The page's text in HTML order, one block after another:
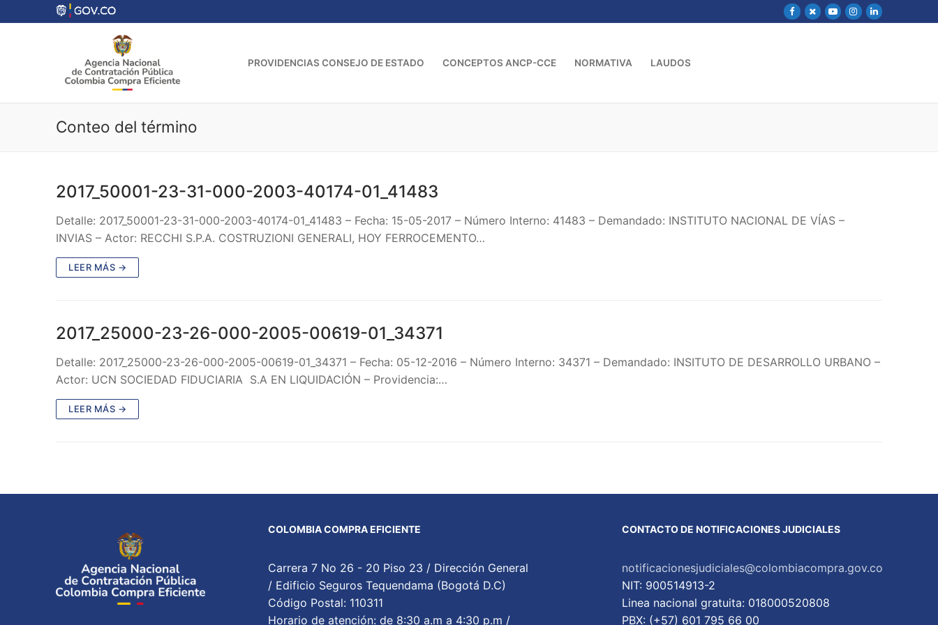
al
PROVIDENCIAS CONSEJO DE ESTADO CONCEPTOS ANCP-CCE NORMATIVA LAUDOS
Conteo del término
2017_50001-23-31-000-2003-40174-01_41483
Detalle: 2017_50001-23-31-000-2003-40174-01_41483 – Fecha: 15-05-2017 – Número Interno: 41483 – Demandado: INSTITUTO NACIONAL DE VÍAS –
INVIAS – Actor: RECCHI S.P.A. COSTRUZIONI GENERALI, HOY FERROCEMENTO…
LEER MÁS →
2017_25000-23-26-000-2005-00619-01_34371
Detalle: 2017_25000-23-26-000-2005-00619-01_34371 – Fecha: 05-12-2016 – Número Interno: 34371 – Demandado: INSITUTO DE DESARROLLO URBANO –
Actor: UCN SOCIEDAD FIDUCIARIA S.A EN LIQUIDACIÓN – Providencia:…
LEER MÁS →
COLOMBIA COMPRA EFICIENTE
Carrera 7 No 26 - 20 Piso 23 / Dirección General
/ Edificio Seguros Tequendama (Bogotá D.C)
Código Postal: 110311
Horario de atención: de 8:30 a.m a 4:30 p.m /
CONTACTO DE NOTIFICACIONES JUDICIALES
notificacionesjudiciales@colombiacompra.gov.co
NIT: 900514913-2
Linea nacional gratuita: 018000520808
PBX: (+57) 601 795 66 00